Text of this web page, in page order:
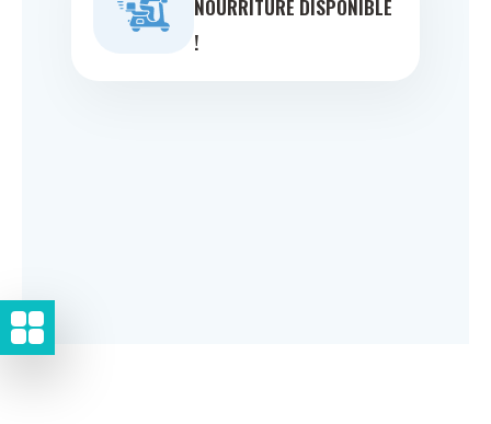
NOURRITURE DISPONIBLE
!